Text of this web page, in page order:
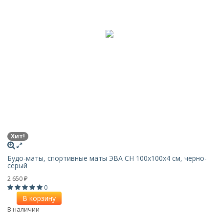
Хит!
Будо-маты, спортивные маты ЭВА CH 100х100x4 см, черно-
серый
2 650 ₽
0
В корзину
В наличии